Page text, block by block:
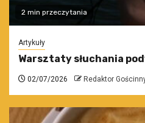
2 min przeczytania
Artykuły
Warsztaty słuchania
02/07/2026 Redaktor